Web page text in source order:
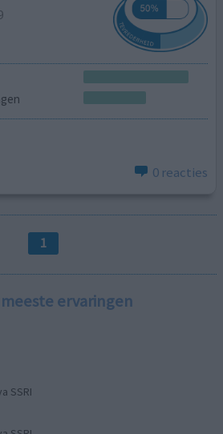
0 reacties
1
ervaringen
SSRI